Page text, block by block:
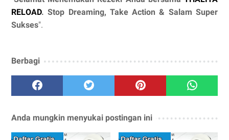
RELOAD. Stop Dreaming, Take Action & Salam Super
Sukses".
Berbagi
Anda mungkin menyukai postingan ini